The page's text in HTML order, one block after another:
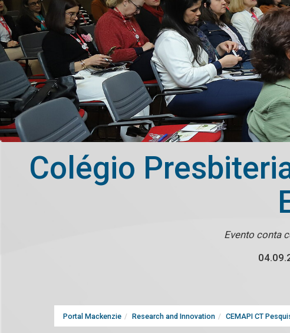
Colégio
Evento conta
Portal Mackenzie Research and Innovation CEMAPI CT